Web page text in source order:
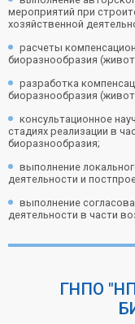
мероприятий при
хозяйственной
расчеты
биоразнообразия
разработка
биоразнообразия
консультационное
стадиях реализации в
биоразнообразия;
выполнение
деятельности и
выполнение
деятельности в части
ГНПО